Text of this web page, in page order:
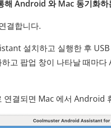
Android 와 Mac 동기화하
결합니다.
설치하고 실행한 후
고 팝업 창이 나타날 때마
연결되면 Mac 에서 Android